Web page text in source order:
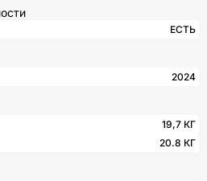
ЕСТЬ
2024
19,7 КГ
20.8 КГ